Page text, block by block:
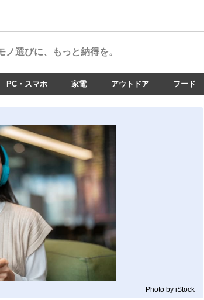
ノ選びに、もっと納得を。
PC・スマホ 家電 アウトドア フード
Photo by iStock